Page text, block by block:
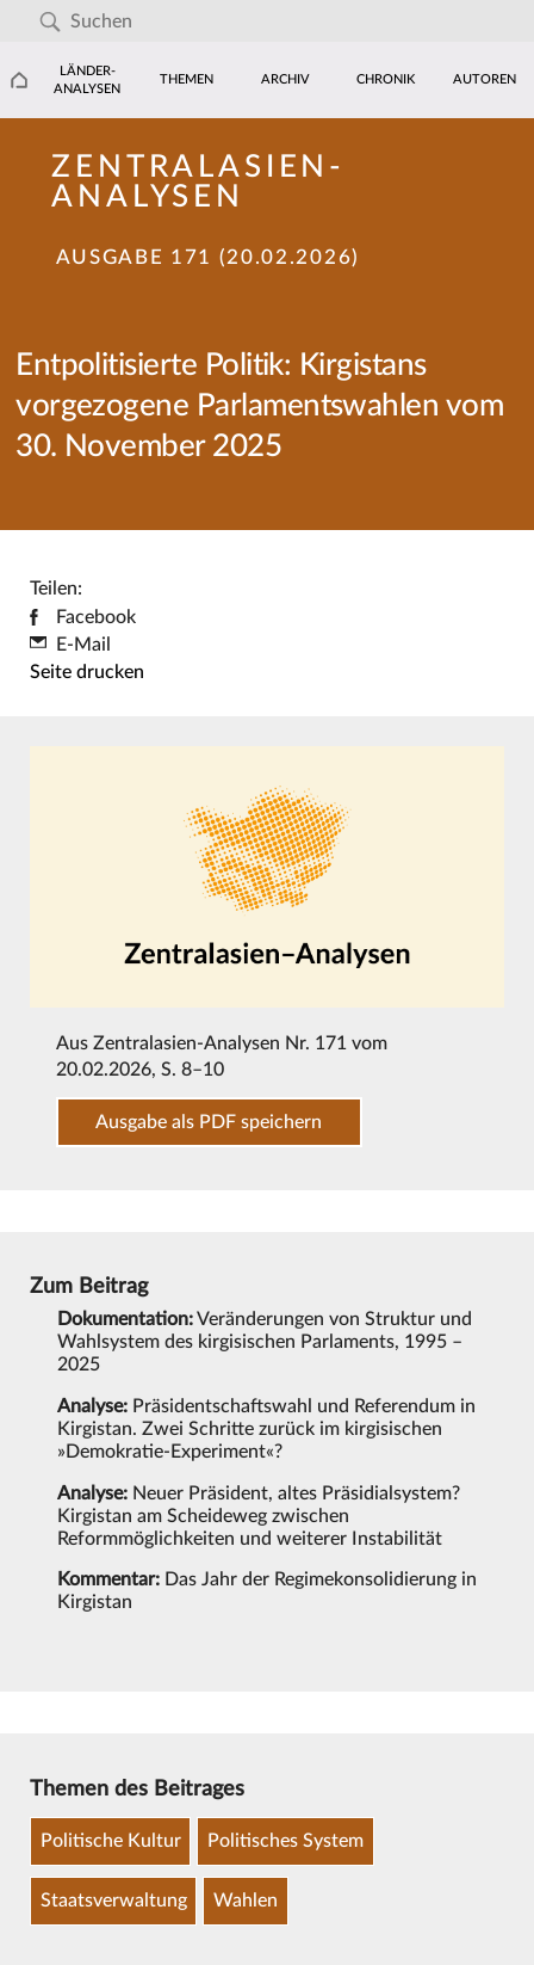
LÄNDER-
ANALYSEN
THEMEN ARCHIV CHRONIK AUTOREN
ZENTRALASIEN-
ANALYSEN
AUSGABE 171 (20.02.2026)
Entpolitisierte Politik: Kirgistans
vorgezogene Parlamentswahlen vom
30. November 2025
Teilen:
Facebook
E-Mail
Seite drucken
Aus Zentralasien-Analysen Nr. 171 vom
20.02.2026, S. 8–10
Ausgabe als PDF speichern
Zum Beitrag
Dokumentation:Veränderungen von Struktur und
Wahlsystem des kirgisischen Parlaments, 1995 –
2025
Analyse: Präsidentschaftswahl und Referendum in
Kirgistan. Zwei Schritte zurück im kirgisischen
»Demokratie-Experiment«?
Analyse: Neuer Präsident, altes Präsidialsystem?
Kirgistan am Scheideweg zwischen
Reformmöglichkeiten und weiterer Instabilität
Kommentar: Das Jahr der Regimekonsolidierung in
Kirgistan
Themen des Beitrages
Politische Kultur Politisches System
Staatsverwaltung Wahlen